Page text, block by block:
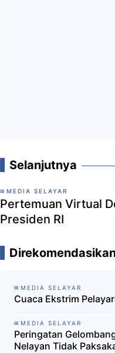
Selanjutnya
MEDIA SELAYAR
Pertemuan Virtual
Presiden RI
MEDIA SELAYAR
Cuaca Ekstrim
MEDIA SELAYAR
Peringatan
Nelayan Tidak